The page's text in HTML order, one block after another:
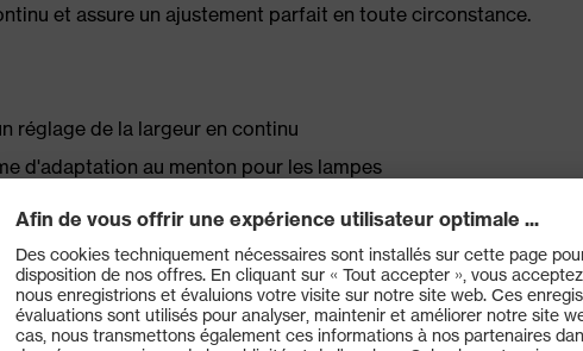
et assure un ajustement parfait en toute circonstance.
réglage de la largeur en continu
d'adaptation au menton pour les lampes
permettant de fixer les coquilles antibruit et le système de